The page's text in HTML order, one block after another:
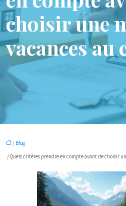
choisir une
vacances au
/ Blog
/ Quels critères prendre en compte avant de choisir